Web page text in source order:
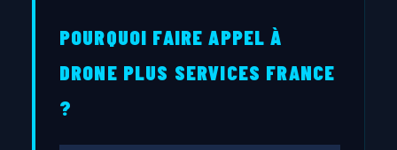
POURQUOI FAIRE APPEL À
DRONE PLUS SERVICES FRANCE
?